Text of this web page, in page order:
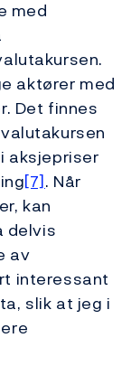
med
aktører med
Det finnes
aksjepriser
[7]. Når
kan
delvis
av
interessant
slik at jeg i